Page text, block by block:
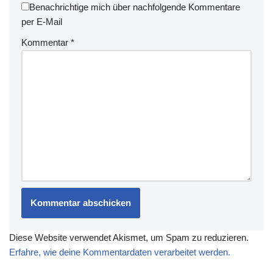
Benachrichtige mich über nachfolgende Kommentare
per E-Mail
Kommentar *
Diese Website verwendet Akismet, um Spam zu reduzieren.
Erfahre, wie deine Kommentardaten verarbeitet werden.